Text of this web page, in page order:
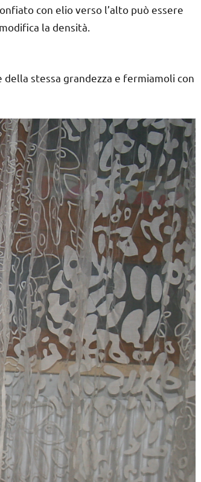
con elio verso l’alto può essere
la densità.
stessa grandezza e fermiamoli con